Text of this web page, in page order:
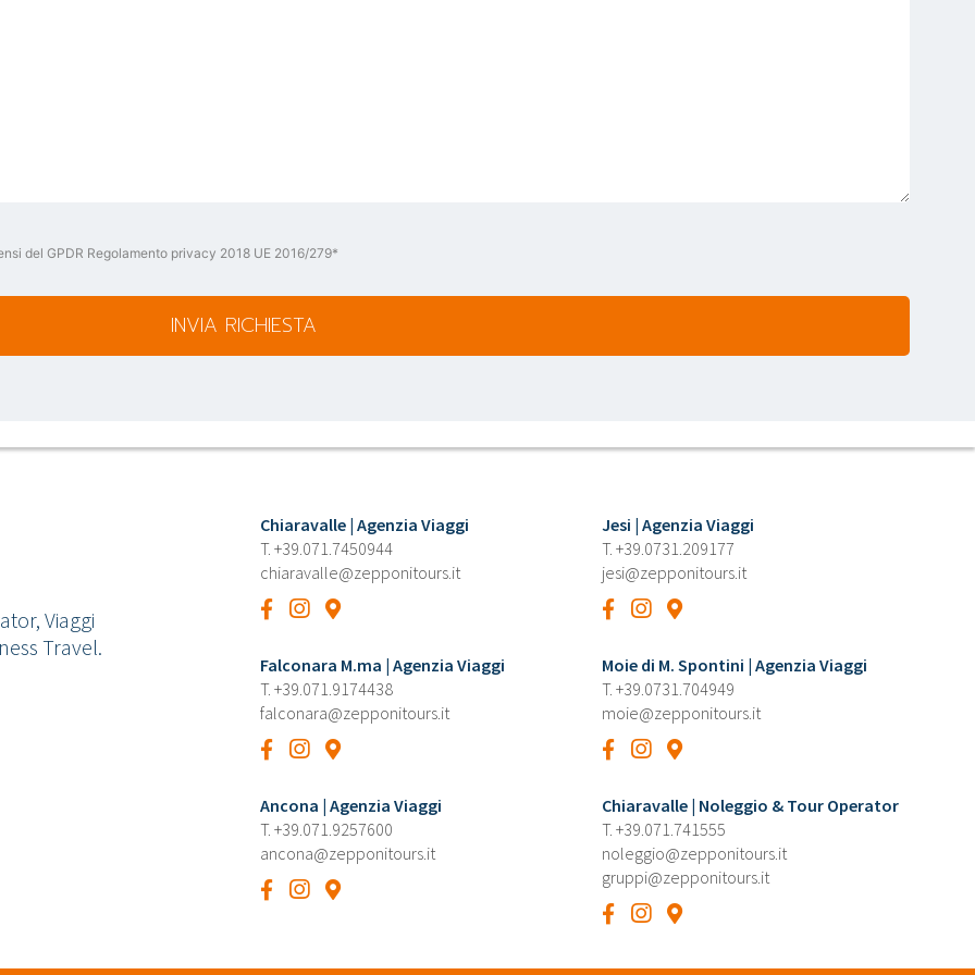
del GPDR Regolamento privacy 2018 UE 2016/279*
INVIA RICHIESTA
Viaggi
Travel.
Chiaravalle | Agenzia Viaggi
T. +39.071.7450944
chiaravalle@zepponitours.it
Falconara M.ma | Agenzia Viaggi
T. +39.071.9174438
falconara@zepponitours.it
Ancona | Agenzia Viaggi
T. +39.071.9257600
ancona@zepponitours.it
Jesi | Agenzia Viaggi
T. +39.0731.209177
jesi@zepponitours.it
Moie di M. Spontini | Agenzia Viaggi
T. +39.0731.704949
moie@zepponitours.it
Chiaravalle | Noleggio & Tour Operator
T. +39.071.741555
noleggio@zepponitours.it
gruppi@zepponitours.it